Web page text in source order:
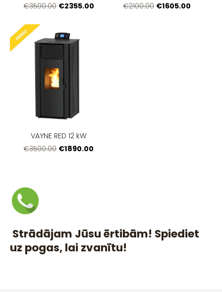
Strādājam Jūsu ērtibām! Spiediet
uz pogas, lai zvanītu!
€3500.00 €2355.00 €2100.00 €1605.00
VAYNE RED 12 kW
€3500.00 €1890.00